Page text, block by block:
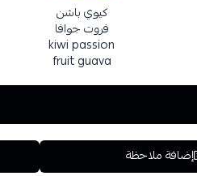
كيوي باشن
فروت جوافا
kiwi passion
fruit guava
إضافة ملاحظة